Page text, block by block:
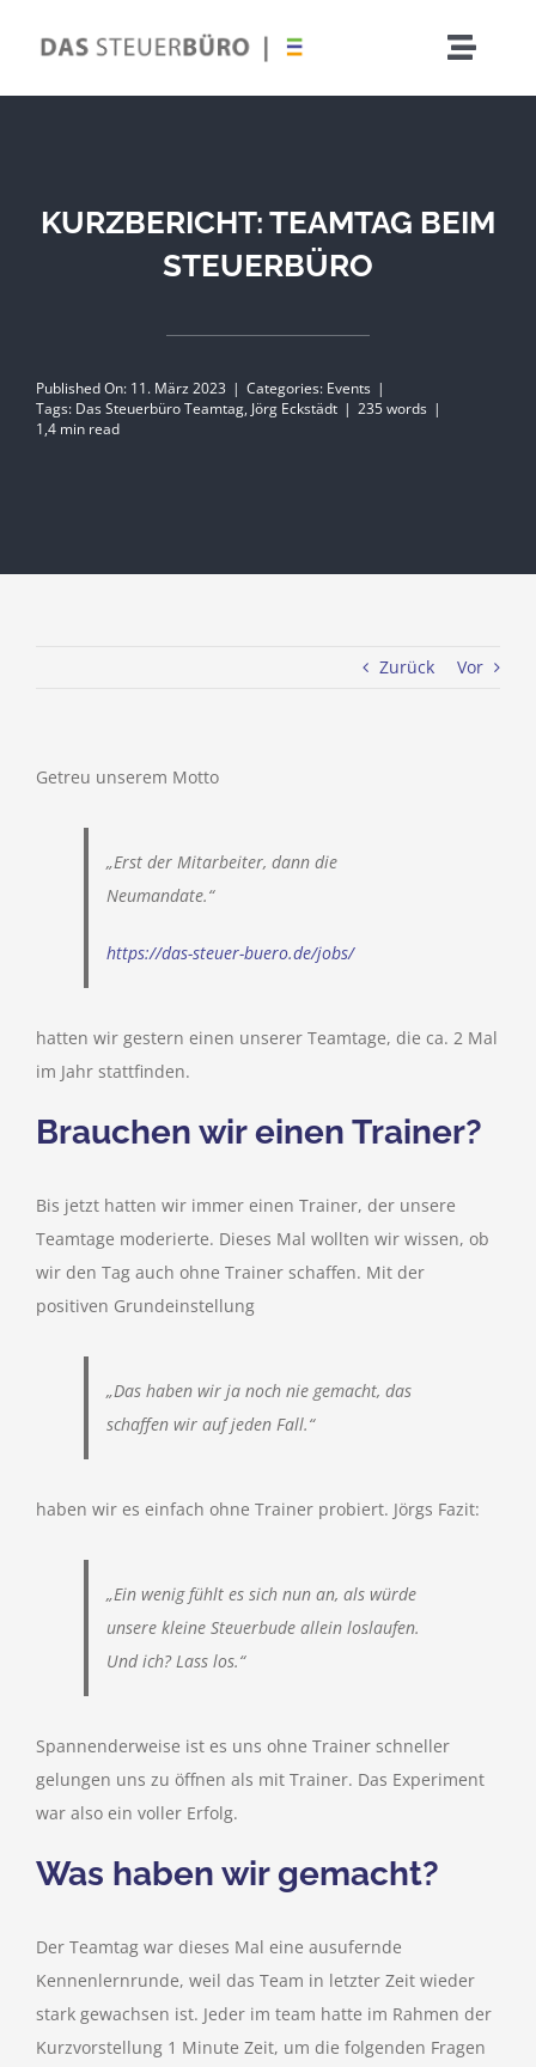
Inhalt
Toggle
KURZBERICHT: TEAMTAG BEIM
STEUERBÜRO
Published On: 11. März 2023 | Categories: Events |
Tags: Das Steuerbüro Teamtag, Jörg Eckstädt | 235 words |
1,4 min read
Zurück Vor
Getreu unserem Motto
„Erst der Mitarbeiter, dann die
Neumandate.“
https://das-steuer-buero.de/jobs/
hatten wir gestern einen unserer Teamtage, die ca. 2 Mal
im Jahr stattfinden.
Brauchen wir einen Trainer?
Bis jetzt hatten wir immer einen Trainer, der unsere
Teamtage moderierte. Dieses Mal wollten wir wissen, ob
wir den Tag auch ohne Trainer schaffen. Mit der
positiven Grundeinstellung
„Das haben wir ja noch nie gemacht, das
schaffen wir auf jeden Fall.“
haben wir es einfach ohne Trainer probiert. Jörgs Fazit:
„Ein wenig fühlt es sich nun an, als würde
unsere kleine Steuerbude allein loslaufen.
Und ich? Lass los.“
Spannenderweise ist es uns ohne Trainer schneller
gelungen uns zu öffnen als mit Trainer. Das Experiment
war also ein voller Erfolg.
Was haben wir gemacht?
Der Teamtag war dieses Mal eine ausufernde
Kennenlernrunde, weil das Team in letzter Zeit wieder
stark gewachsen ist. Jeder im team hatte im Rahmen der
Kurzvorstellung 1 Minute Zeit, um die folgenden Fragen